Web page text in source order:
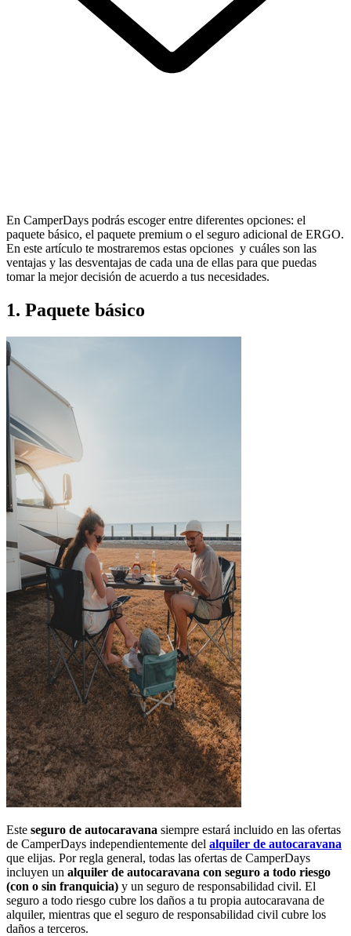
En CamperDays podrás escoger entre diferentes opciones: el
paquete básico, el paquete premium o el seguro adicional de ERGO.
En este artículo te mostraremos estas opciones y cuáles son las
ventajas y las desventajas de cada una de ellas para que puedas
tomar la mejor decisión de acuerdo a tus necesidades.
1. Paquete básico
Este seguro de autocaravana siempre estará incluido en las ofertas
de CamperDays independientemente del alquiler de autocaravana
que elijas. Por regla general, todas las ofertas de CamperDays
incluyen un alquiler de autocaravana con seguro a todo riesgo
(con o sin franquicia) y un seguro de responsabilidad civil. El
seguro a todo riesgo cubre los daños a tu propia autocaravana de
alquiler, mientras que el seguro de responsabilidad civil cubre los
daños a terceros.